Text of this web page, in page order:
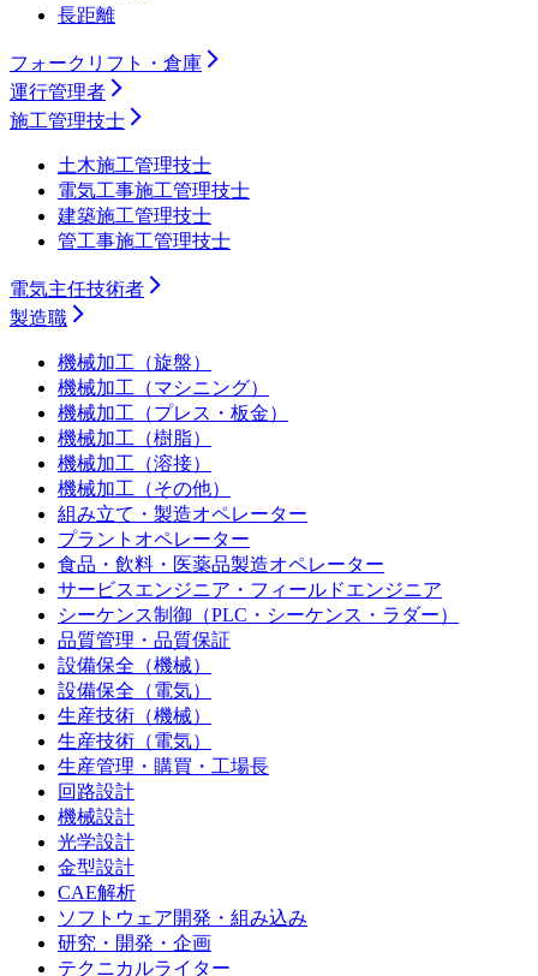
長距離
フォークリフト・倉庫
運行管理者
施工管理技士
土木施工管理技士
電気工事施工管理技士
建築施工管理技士
管工事施工管理技士
電気主任技術者
製造職
機械加工（旋盤）
機械加工（マシニング）
機械加工（プレス・板金）
機械加工（樹脂）
機械加工（溶接）
機械加工（その他）
組み立て・製造オペレーター
プラントオペレーター
食品・飲料・医薬品製造オペレーター
サービスエンジニア・フィールドエンジニア
シーケンス制御（PLC・シーケンス・ラダー）
品質管理・品質保証
設備保全（機械）
設備保全（電気）
生産技術（機械）
生産技術（電気）
生産管理・購買・工場長
回路設計
機械設計
光学設計
金型設計
CAE解析
ソフトウェア開発・組み込み
研究・開発・企画
テクニカルライター